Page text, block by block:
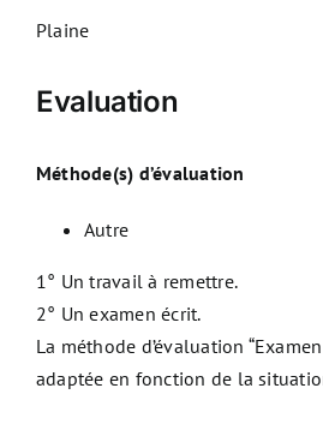
Plaine
Evaluation
Méthode(s) d’évaluation
Autre
1° Un travail à remettre.
2° Un examen écrit.
La méthode d’évaluation
adaptée en fonction de la